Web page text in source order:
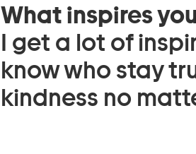
What inspires
I get a lot of
know who stay
kindness no